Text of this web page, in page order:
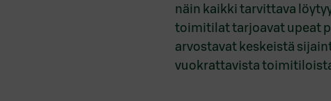
näin kaikki tarvittava
toimitilat tarjoavat upeat
arvostavat keskeistä
vuokrattavista